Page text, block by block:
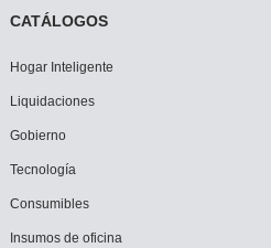
CATÁLOGOS
Hogar Inteligente
Liquidaciones
Gobierno
Tecnología
Consumibles
Insumos de oficina